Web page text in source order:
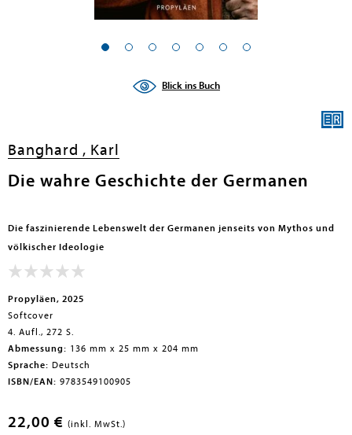
Blick ins Buch
Banghard , Karl
Die wahre Geschichte der Germanen
Die faszinierende Lebenswelt der Germanen jenseits von Mythos und
völkischer Ideologie
Propyläen, 2025
Softcover
4. Aufl., 272 S.
Abmessung: 136 mm x 25 mm x 204 mm
Sprache: Deutsch
ISBN/EAN: 9783549100905
22,00 € (inkl. MwSt.)